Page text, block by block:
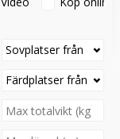
Sovplatser från
Färdplatser från